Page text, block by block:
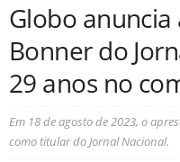
Globo
Bonner do
29 anos no
Em 18 de agosto de 2023, o
como titular do Jornal Nacional.